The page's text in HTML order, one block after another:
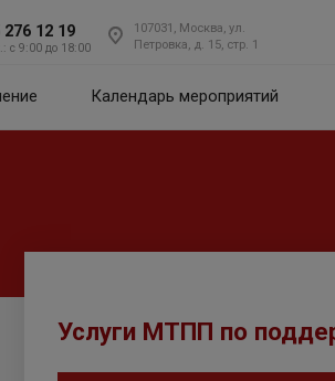
276 12 19
с 9:00 до 18:00
107031, Москва, ул.
Петровка, д. 15, стр. 1
Календарь мероприятий
Услуги МТПП по